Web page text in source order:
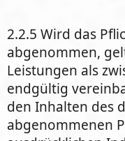
2.2.5 Wird das
abgenommen,
Leistungen als
endgültig
den Inhalten des
abgenommenen